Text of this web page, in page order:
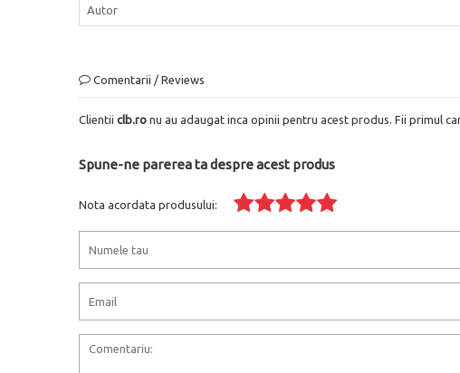
Autor
Comentarii / Reviews
Clientii clb.ro nu au adaugat inca opinii pentru acest produs. Fii primul
Spune-ne parerea ta despre acest produs
Nota acordata produsului: